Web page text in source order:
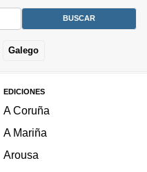
Galego
EDICIONES
A Coruña
A Mariña
Arousa